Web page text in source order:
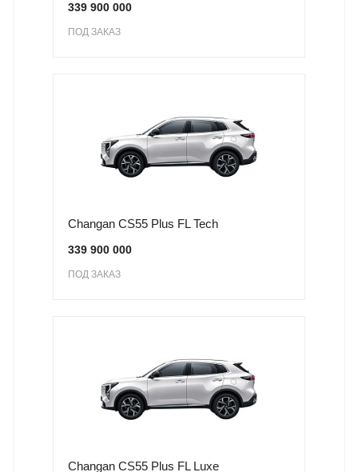
339 900 000
ПОД ЗАКАЗ
Changan CS55 Plus FL Tech
339 900 000
ПОД ЗАКАЗ
Changan CS55 Plus FL Luxe